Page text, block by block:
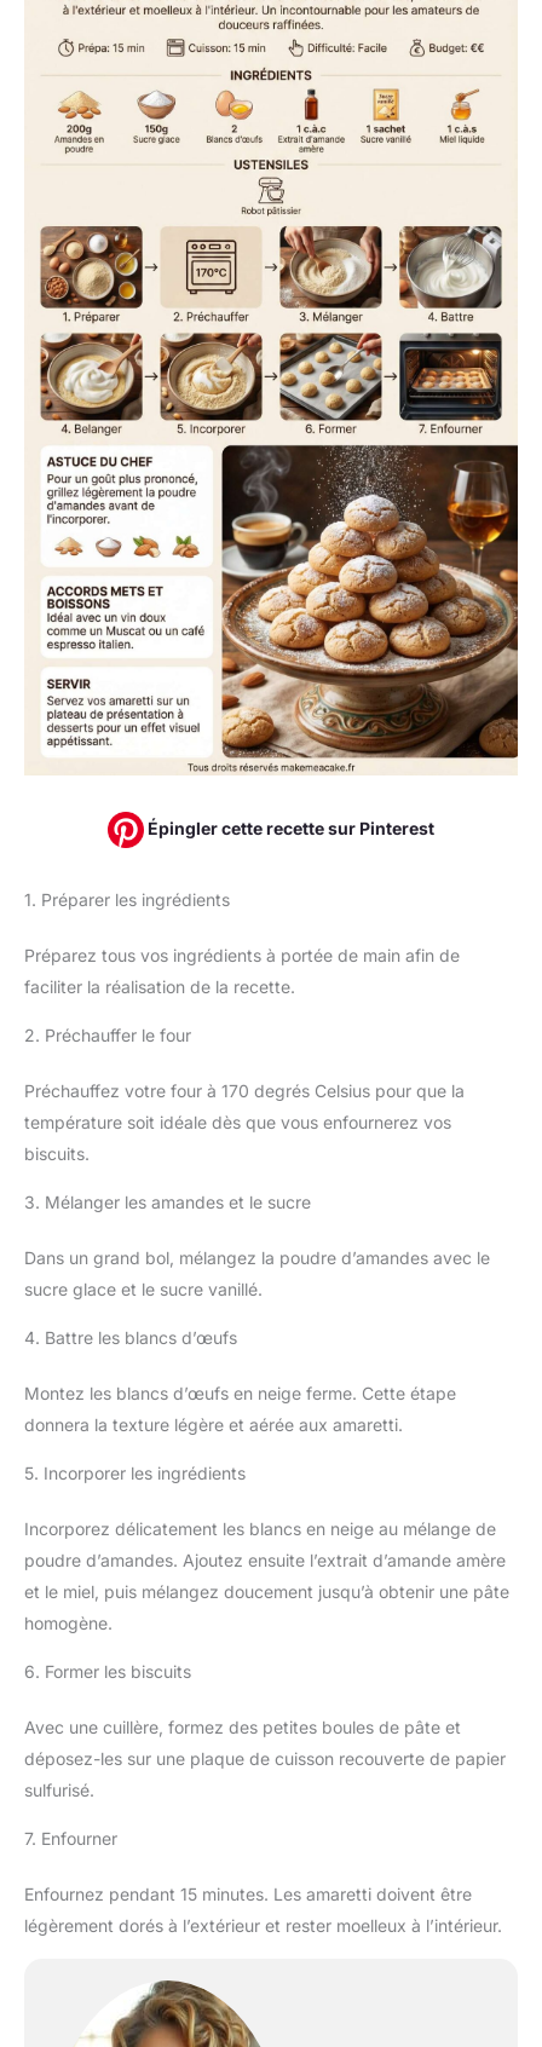
Épingler cette recette sur Pinterest
1. Préparer les ingrédients
Préparez tous vos ingrédients à portée de main afin de
faciliter la réalisation de la recette.
2. Préchauffer le four
Préchauffez votre four à 170 degrés Celsius pour que la
température soit idéale dès que vous enfournerez vos
biscuits.
3. Mélanger les amandes et le sucre
Dans un grand bol, mélangez la poudre d’amandes avec le
sucre glace et le sucre vanillé.
4. Battre les blancs d’œufs
Montez les blancs d’œufs en neige ferme. Cette étape
donnera la texture légère et aérée aux amaretti.
5. Incorporer les ingrédients
Incorporez délicatement les blancs en neige au mélange de
poudre d’amandes. Ajoutez ensuite l’extrait d’amande amère
et le miel, puis mélangez doucement jusqu’à obtenir une pâte
homogène.
6. Former les biscuits
Avec une cuillère, formez des petites boules de pâte et
déposez-les sur une plaque de cuisson recouverte de papier
sulfurisé.
7. Enfourner
Enfournez pendant 15 minutes. Les amaretti doivent être
légèrement dorés à l’extérieur et rester moelleux à l’intérieur.